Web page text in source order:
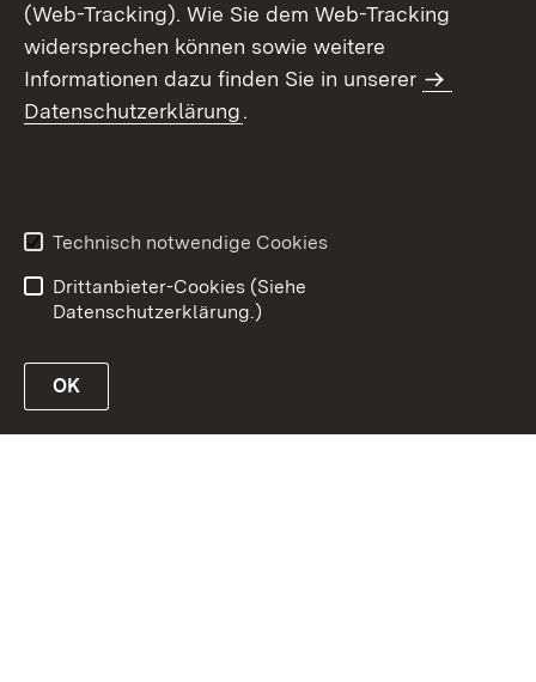
(Web-Tracking). Wie Sie dem Web-Tracking
widersprechen können sowie weitere
Informationen dazu finden Sie in unserer
Datenschutzerklärung.
Technisch notwendige Cookies
Drittanbieter-Cookies (Siehe
Datenschutzerklärung.)
OK